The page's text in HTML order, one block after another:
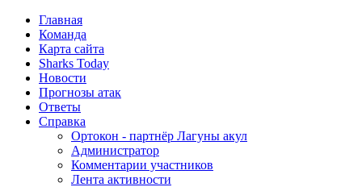
Главная
Команда
Карта сайта
Sharks Today
Новости
Прогнозы атак
Ответы
Справка
Ортокон - партнёр Лагуны акул
Администратор
Комментарии участников
Лента активности